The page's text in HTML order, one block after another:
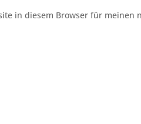
in diesem Browser für meinen